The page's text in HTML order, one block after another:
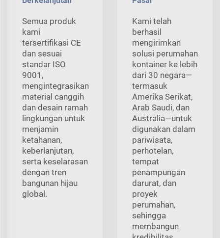
Semua produk
kami
tersertifikasi CE
dan sesuai
standar ISO
9001,
mengintegrasikan
material canggih
dan desain ramah
lingkungan untuk
menjamin
ketahanan,
keberlanjutan,
serta keselarasan
dengan tren
bangunan hijau
global.
Kami telah
berhasil
mengirimkan
solusi perumahan
kontainer ke lebih
dari 30 negara—
termasuk
Amerika Serikat,
Arab Saudi, dan
Australia—untuk
digunakan dalam
pariwisata,
perhotelan,
tempat
penampungan
darurat, dan
proyek
perumahan,
sehingga
membangun